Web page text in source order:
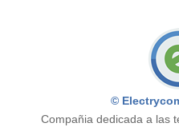
©
Compañia dedicada a las